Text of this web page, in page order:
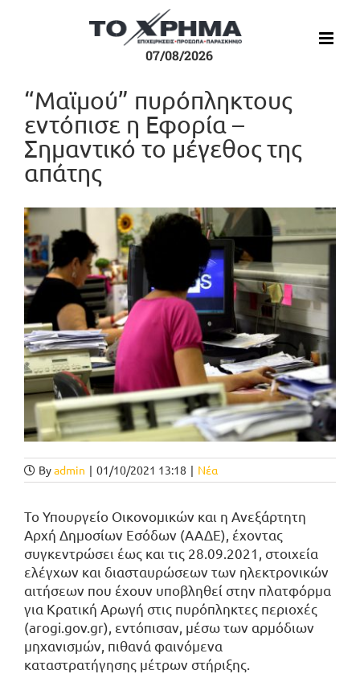
07/08/2026
“Μαϊμού” πυρόπληκτους
εντόπισε η Εφορία –
Σημαντικό το μέγεθος της
απάτης
Προβολή
μεγαλύτερης
εικόνας
Byadmin | 01/10/2021 13:18 | Νέα
Το Υπουργείο Οικονομικών και η Ανεξάρτητη
Αρχή Δημοσίων Εσόδων (ΑΑΔΕ), έχοντας
συγκεντρώσει έως και τις 28.09.2021, στοιχεία
ελέγχων και διασταυρώσεων των ηλεκτρονικών
αιτήσεων που έχουν υποβληθεί στην πλατφόρμα
για Κρατική Αρωγή στις πυρόπληκτες περιοχές
(arogi.gov.gr), εντόπισαν, μέσω των αρμόδιων
μηχανισμών, πιθανά φαινόμενα
καταστρατήγησης μέτρων στήριξης.